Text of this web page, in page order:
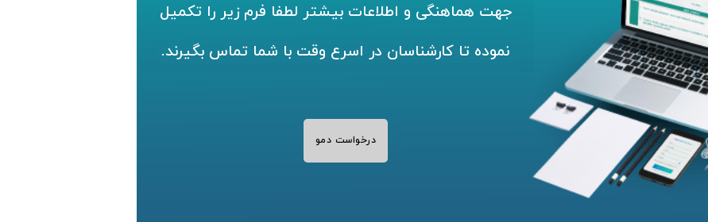
جهت هماهنگی و اطلاعات بیشتر لطفا فرم زیر را تکمیل
نموده تا کارشناسان در اسرع وقت با شما تماس بگیرند.
درخواست دمو